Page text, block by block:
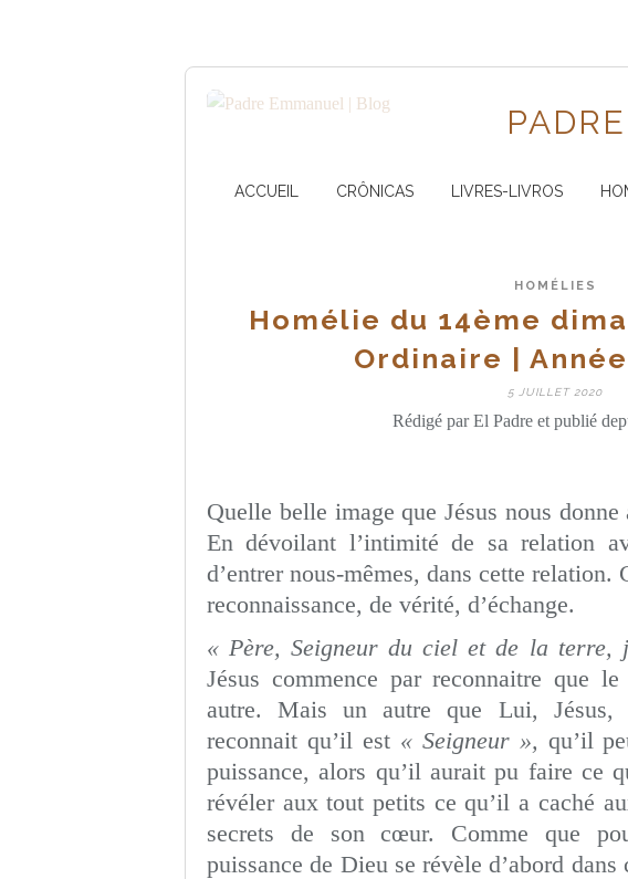
ACCUEIL CRÔNICAS LIVRES-LIVROS
HOMÉLIES
Homélie du 14ème
Ordinaire | Année
5 JUILLET 2020
Rédigé par El Padre et publié
Quelle belle image que Jésus nous donne
En dévoilant l’intimité de sa relation
d’entrer nous-mêmes, dans cette
reconnaissance, de vérité, d’échange.
« Père, Seigneur du ciel et de la terre,
Jésus commence par reconnaitre que
autre. Mais un autre que Lui, Jésus,
reconnait qu’il est « Seigneur », qu’il
puissance, alors qu’il aurait pu faire ce
révéler aux tout petits ce qu’il a caché
secrets de son cœur. Comme que
puissance de Dieu se révèle d’abord